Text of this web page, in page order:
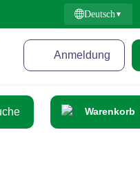
Deutsch
Anmeldung
Warenkorb